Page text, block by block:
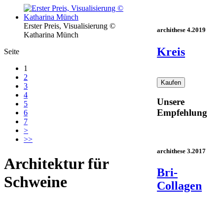
Erster Preis, Visualisierung ©
Katharina Münch
Seite
1
2
3
4
5
6
7
>
>>
Architektur für
Schweine
archithese 4.2019
Kreis
Unsere
Empfehlung
archithese 3.2017
Bri-
Collagen